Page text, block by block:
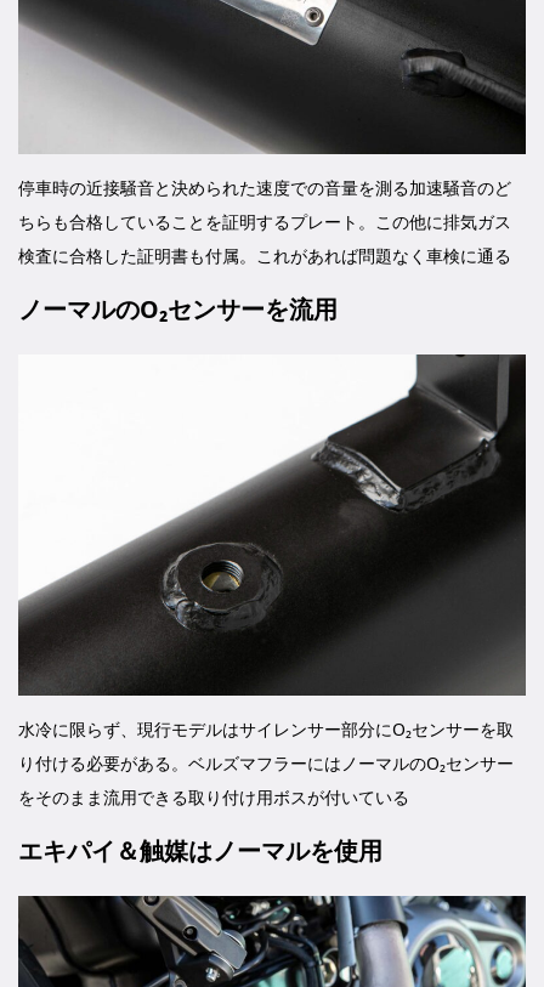
停車時の近接騒音と決められた速度での音量を測る加速騒音のど
ちらも合格していることを証明するプレート。この他に排気ガス
検査に合格した証明書も付属。これがあれば問題なく車検に通る
ノーマルのO₂センサーを流用
水冷に限らず、現行モデルはサイレンサー部分にO₂センサーを取
り付ける必要がある。ベルズマフラーにはノーマルのO₂センサー
をそのまま流用できる取り付け用ボスが付いている
エキパイ＆触媒はノーマルを使用